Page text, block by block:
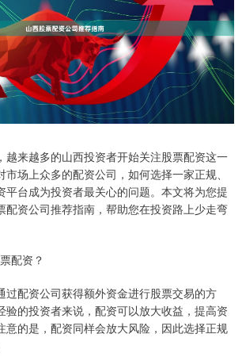
越来越多的山西投资者开始关注股票配资这一
场上众多的配资公司，如何选择一家正规、
平台成为投资者最关心的问题。本文将为您提
配资公司推荐指南，帮助您在投资路上少走弯
配资？
过配资公司获得额外资金进行股票交易的方
验的投资者来说，配资可以放大收益，提高资
意的是，配资同样会放大风险，因此选择正规